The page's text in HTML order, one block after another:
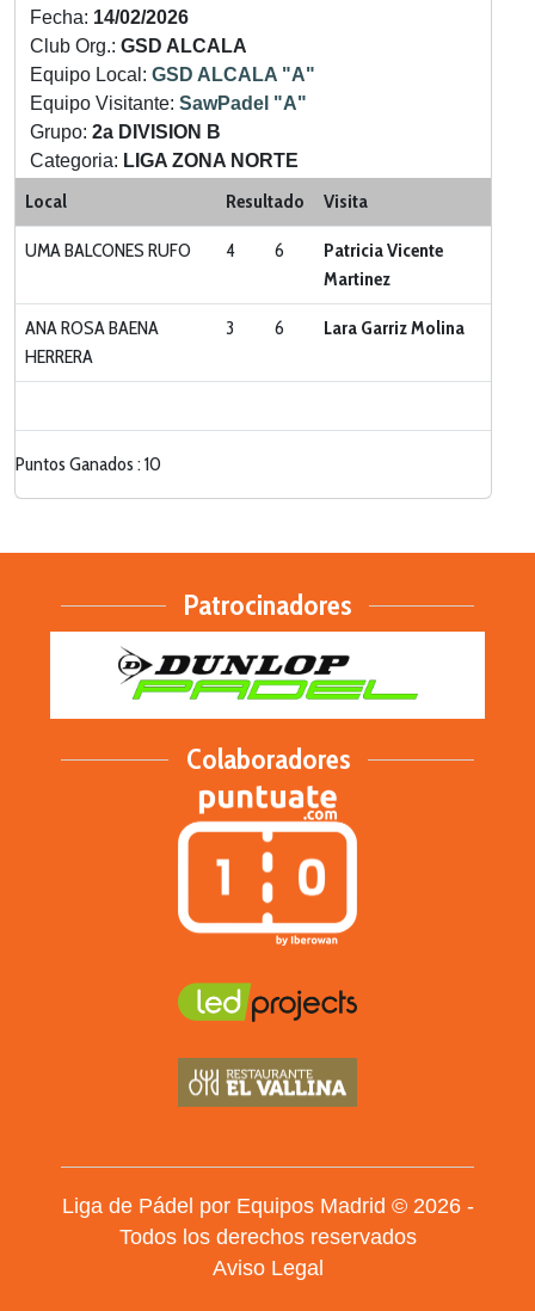
Fecha: 14/02/2026
Club Org.: GSD ALCALA
Equipo Local: GSD ALCALA "A"
Equipo Visitante: SawPadel "A"
Grupo: 2a DIVISION B
Categoria: LIGA ZONA NORTE
Local Resultado Visita
UMA BALCONES RUFO 4 6
Patricia Vicente
Martinez
ANA ROSA BAENA
HERRERA
3 6 Lara Garriz Molina
Puntos Ganados : 10
Patrocinadores
Colaboradores
Liga de Pádel por Equipos Madrid © 2026 -
Todos los derechos reservados
Aviso Legal